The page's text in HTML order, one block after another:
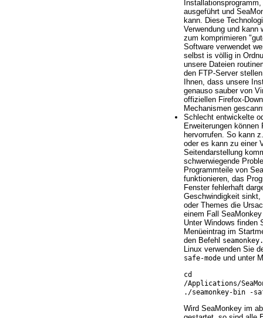
ausgeführt und
kann. Diese
Verwendung und kann
zum komprimieren
Software verwendet
selbst is völlig in
unsere Dateien
den FTP-Server
Ihnen, dass unsere
genauso sauber von
offiziellen Firefox-
Mechanismen
Schlecht entwickelte
Erweiterungen
hervorrufen. So kann
oder es kann zu einer
Seitendarstellung
schwerwiegende
Programmteile von
funktionieren, das
Fenster fehlerhaft
Geschwindigkeit sinkt,
oder Themes die
einem Fall
Unter Windows finden
Menüeintrag im
den Befehl
Linux verwenden Sie
safe-mode und unter
cd
/Applications/
./seamonkey-bin -
Wird SeaMonkey im